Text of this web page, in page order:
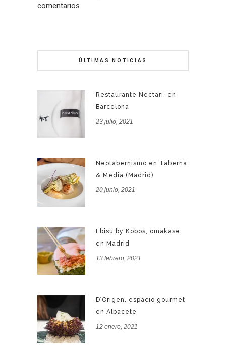
comentarios.
ÚLTIMAS NOTICIAS
Restaurante Nectari, en
Barcelona
23 julio, 2021
Neotabernismo en Taberna
& Media (Madrid)
20 junio, 2021
Ebisu by Kobos, omakase
en Madrid
13 febrero, 2021
D’Origen, espacio gourmet
en Albacete
12 enero, 2021